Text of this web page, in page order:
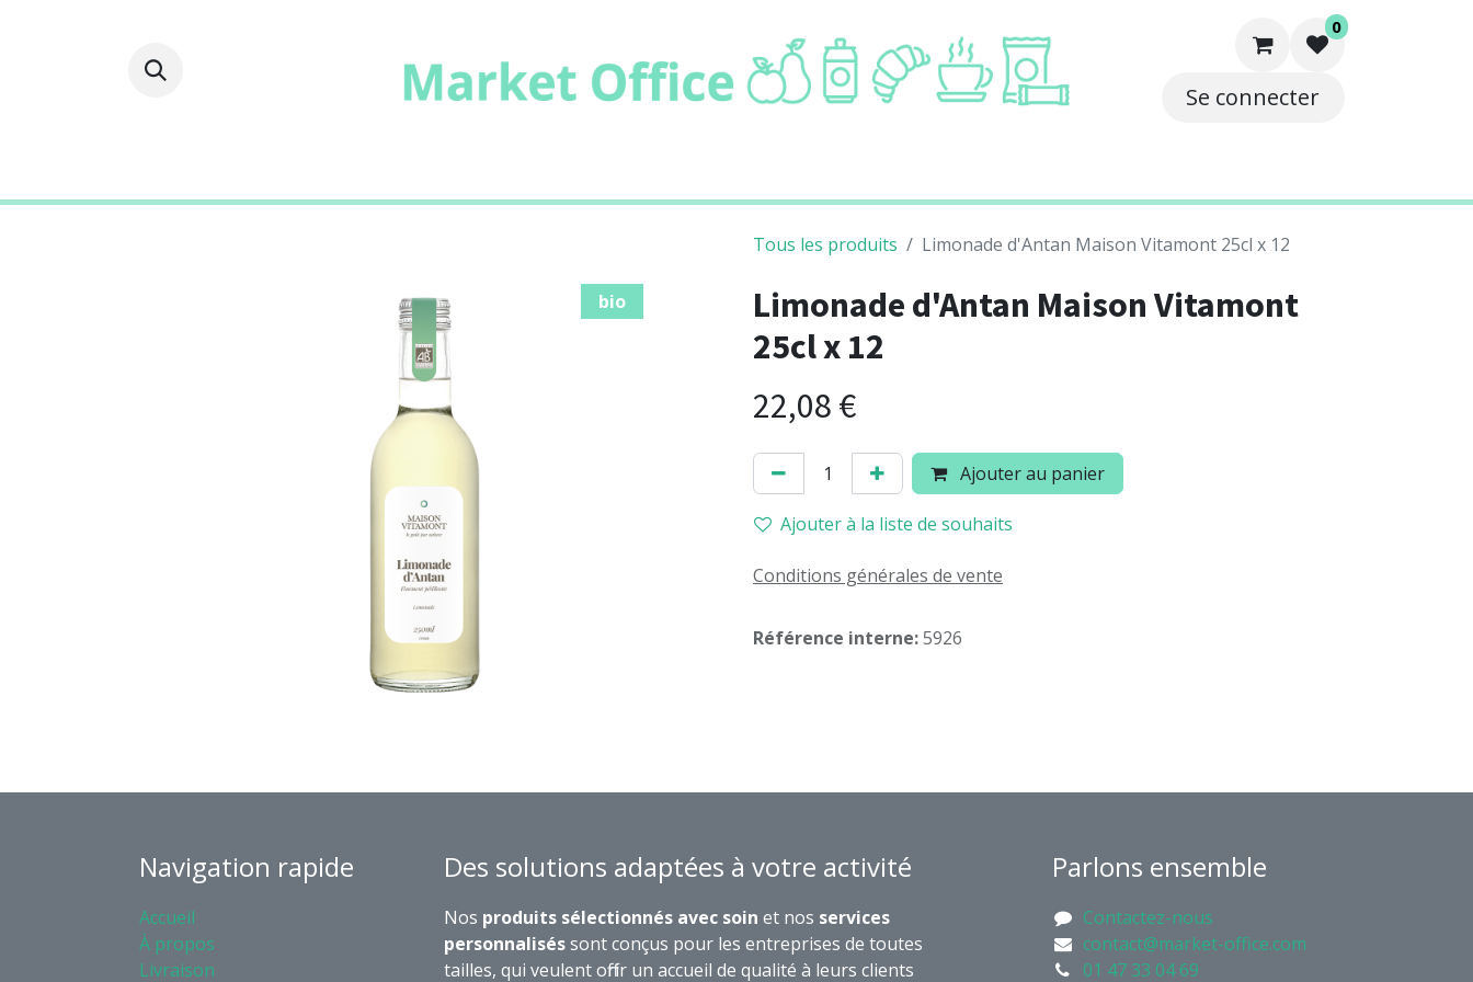
0
Se connecter
Tous les produits Limonade d'Antan Maison Vitamont 25cl x 12
bio
Limonade d'Antan Maison Vitamont
25cl x 12
22,08 €
Ajouter au panier
Ajouter à la liste de souhaits
Conditions générales de vente
Référence interne:5926
Navigation rapide
Accueil
À propos
Livraison
Des solutions adaptées à votre activité
Nos produits sélectionnés avec soin et nos services
personnaliséssont conçus pour les entreprises de toutes
tailles, qui veulent offrir un accueil de qualité à leurs clients
Parlons ensemble
Contactez-nous
contact@market-office.com
01 47 33 04 69